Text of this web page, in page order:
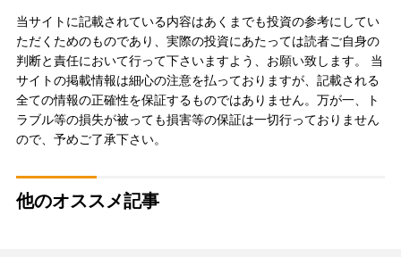
当サイトに記載されている内容はあくまでも投資の参考にしてい
ただくためのものであり、実際の投資にあたっては読者ご自身の
判断と責任において行って下さいますよう、お願い致します。 当
サイトの掲載情報は細心の注意を払っておりますが、記載される
全ての情報の正確性を保証するものではありません。万が一、ト
ラブル等の損失が被っても損害等の保証は一切行っておりません
ので、予めご了承下さい。
他のオススメ記事